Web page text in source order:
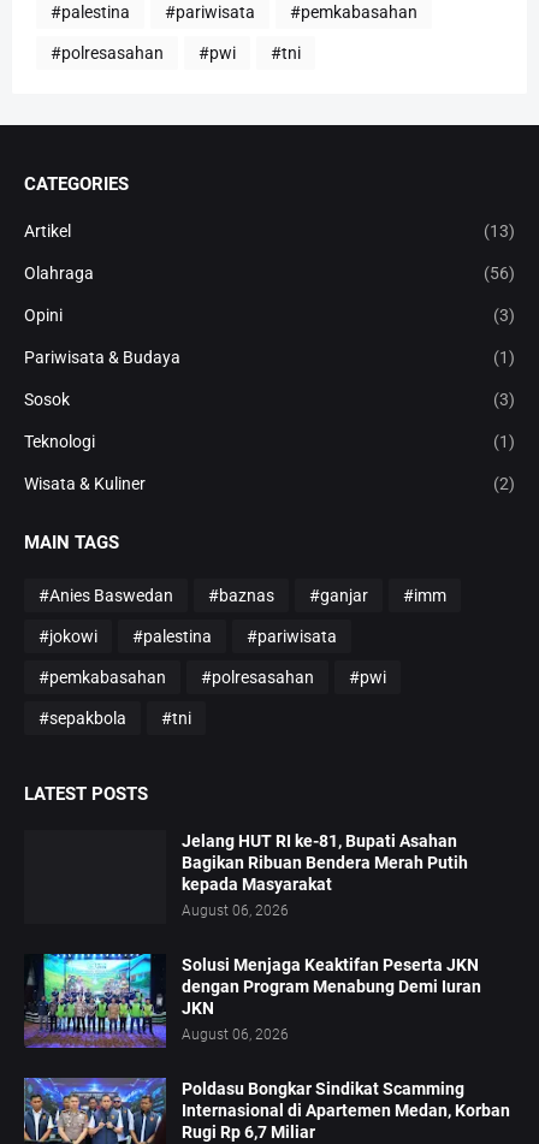
#palestina #pariwisata #pemkabasahan
#polresasahan #pwi #tni
CATEGORIES
Artikel (13)
Olahraga (56)
Opini (3)
Pariwisata & Budaya (1)
Sosok (3)
Teknologi (1)
Wisata & Kuliner (2)
MAIN TAGS
#Anies Baswedan #baznas #ganjar #imm
#jokowi #palestina #pariwisata
#pemkabasahan #polresasahan #pwi
#sepakbola #tni
LATEST POSTS
Jelang HUT RI ke-81, Bupati Asahan
Bagikan Ribuan Bendera Merah Putih
kepada Masyarakat
August 06, 2026
Solusi Menjaga Keaktifan Peserta JKN
dengan Program Menabung Demi Iuran
JKN
August 06, 2026
Poldasu Bongkar Sindikat Scamming
Internasional di Apartemen Medan, Korban
Rugi Rp 6,7 Miliar